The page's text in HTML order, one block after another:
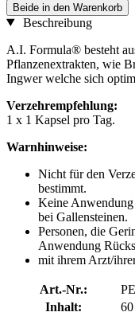
Beide in den Warenkorb
Beschreibung
A.I. Formula® besteht
Pflanzenextrakten, wie
Ingwer welche sich
Verzehrempfehlung:
1 x 1 Kapsel pro Tag.
Warnhinweise:
Nicht für den
bestimmt.
Keine
bei Gallensteinen.
Personen, die
Anwendung
mit ihrem Arzt/
Art.-Nr.:
Inhalt: